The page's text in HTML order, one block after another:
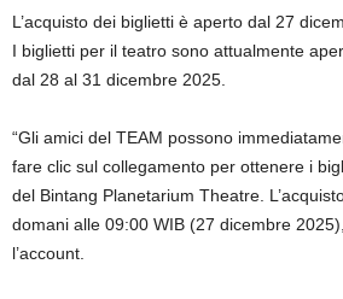
L’acquisto dei biglietti è aperto dal 27
I biglietti per il teatro sono attualmente
dal 28 al 31 dicembre 2025.
“Gli amici del TEAM possono
fare clic sul collegamento per ottenere i
del Bintang Planetarium Theatre.
domani alle 09:00 WIB (27 dicembre
l’account.